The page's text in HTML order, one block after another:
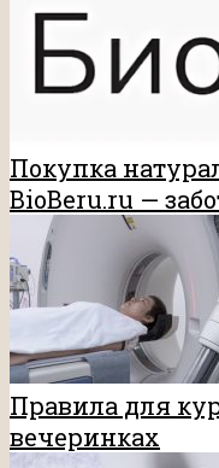
Покупка
BioBeru.ru —
Правила для
вечеринках